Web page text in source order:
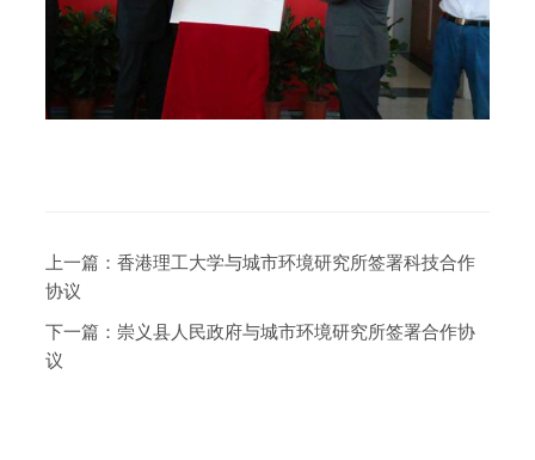
上一篇： 香港理工大学与城市环境研究所签署科技合作
协议
下一篇： 崇义县人民政府与城市环境研究所签署合作协
议